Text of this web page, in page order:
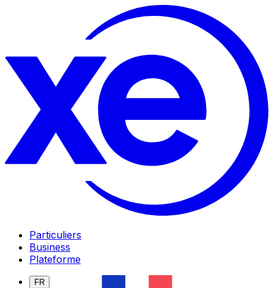
Particuliers
Business
Plateforme
FR